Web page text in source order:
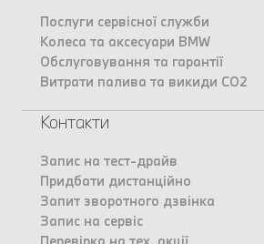
Послуги сервісної служби
Колеса та аксесуари BMW
Обслуговування та гарантії
Витрати палива та викиди CO2
Контакти
Запис на тест-драйв
Придбати дистанційно
Запит зворотного дзвінка
Запис на сервіс